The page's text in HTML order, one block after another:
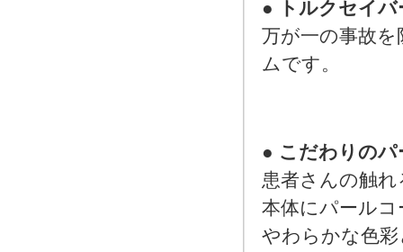
●
トルクセイ
万が一の事故
ムです。
● こだわりの
患者さんの触
本体にパール
やわらかな色